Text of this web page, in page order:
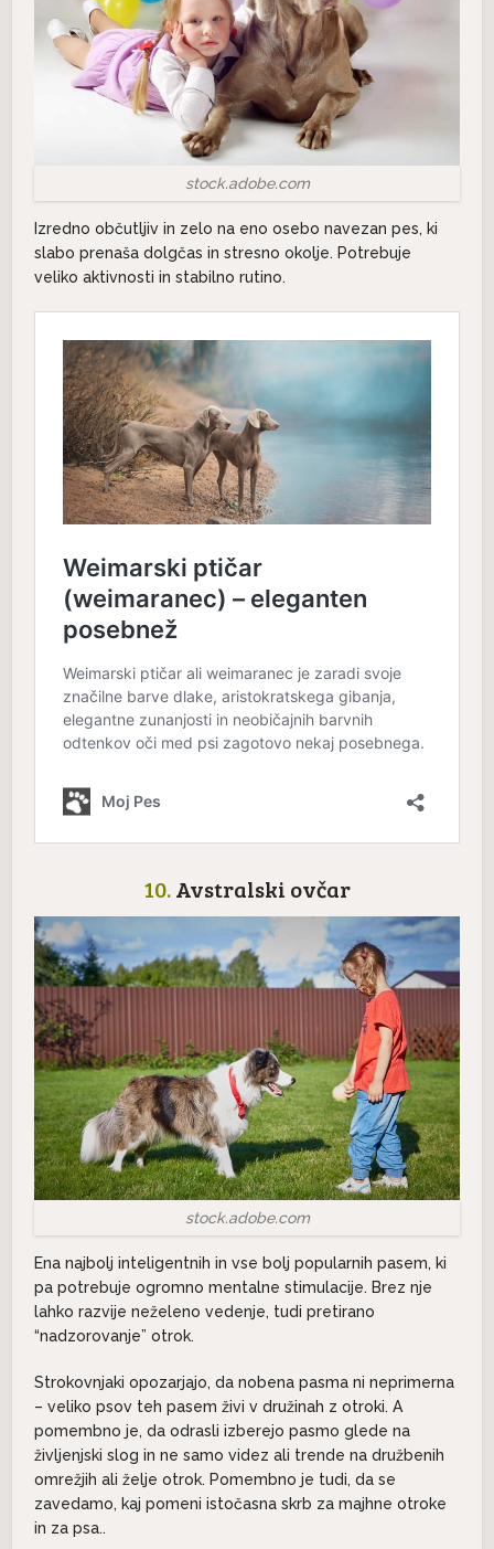
stock.adobe.com
Izredno občutljiv in zelo na eno osebo navezan pes, ki
slabo prenaša dolgčas in stresno okolje. Potrebuje
veliko aktivnosti in stabilno rutino.
10.Avstralski ovčar
stock.adobe.com
Ena najbolj inteligentnih in vse bolj popularnih pasem, ki
pa potrebuje ogromno mentalne stimulacije. Brez nje
lahko razvije neželeno vedenje, tudi pretirano
“nadzorovanje” otrok.
Strokovnjaki opozarjajo, da nobena pasma ni neprimerna
– veliko psov teh pasem živi v družinah z otroki. A
pomembno je, da odrasli izberejo pasmo glede na
življenjski slog in ne samo videz ali trende na družbenih
omrežjih ali želje otrok. Pomembno je tudi, da se
zavedamo, kaj pomeni istočasna skrb za majhne otroke
in za psa..